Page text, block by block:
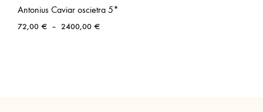
Antonius Caviar oscietra 5*
72,00 € – 2400,00 €Plage